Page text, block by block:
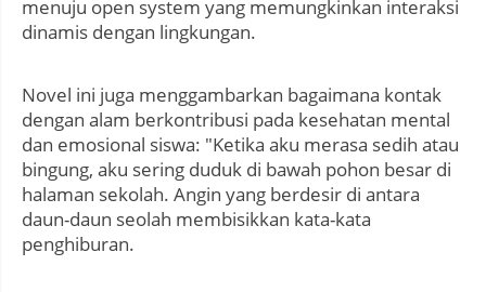
menuju open system yang memungkinkan interaksi
dinamis dengan lingkungan.
Novel ini juga menggambarkan bagaimana kontak
dengan alam berkontribusi pada kesehatan mental
dan emosional siswa: "Ketika aku merasa sedih atau
bingung, aku sering duduk di bawah pohon besar di
halaman sekolah. Angin yang berdesir di antara
daun-daun seolah membisikkan kata-kata
penghiburan.